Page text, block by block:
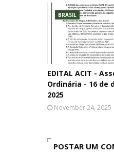
BRASIL
EDITAL ACIT -
Ordinária - 16 de
2025
November 24, 2025
POSTAR UM